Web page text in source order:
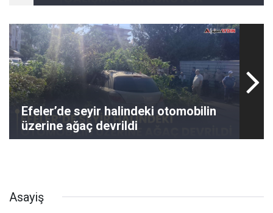
Efeler’de seyir halindeki otomobilin
üzerine ağaç devrildi
Asayiş